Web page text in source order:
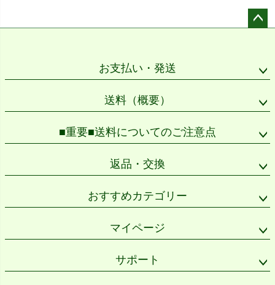
お支払い・発送
送料（概要）
■重要■送料についてのご注意点
返品・交換
おすすめカテゴリー
マイページ
サポート